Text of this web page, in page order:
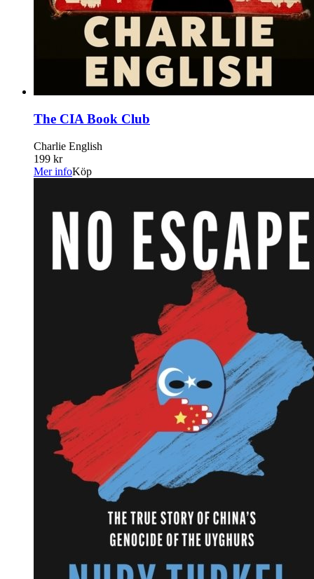
The CIA Book Club
Charlie English
199 kr
Mer infoKöp